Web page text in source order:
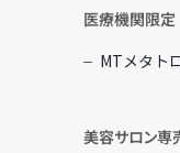
医療機関限定
MTメタト
美容サロン専